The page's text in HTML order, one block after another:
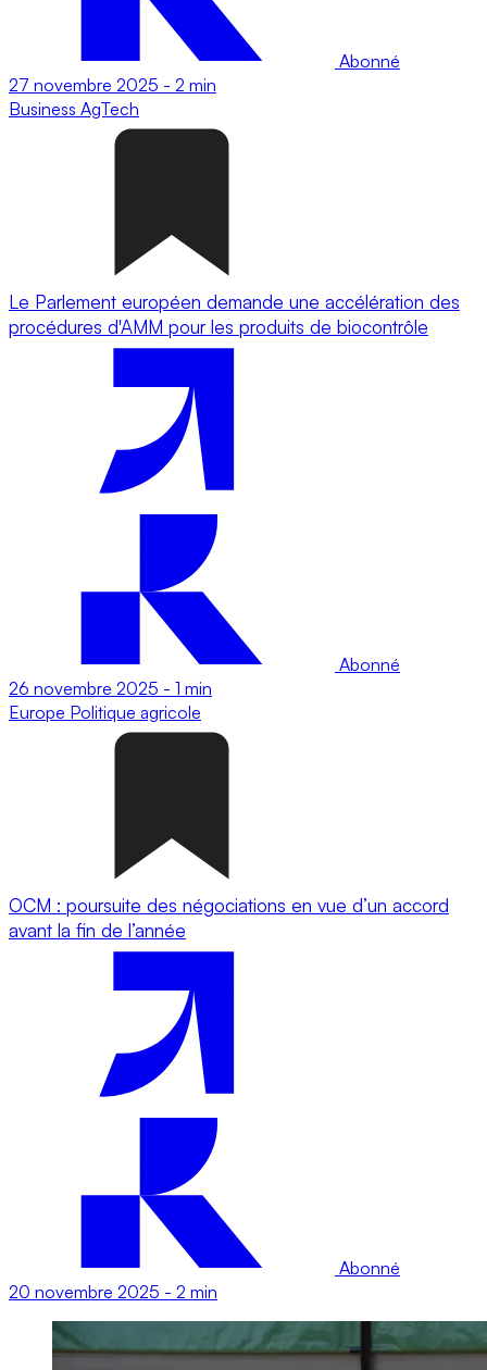
Abonné
27 novembre 2025 - 2 min
Business AgTech
Le Parlement européen demande une accélération des
procédures d'AMM pour les produits de biocontrôle
Abonné
26 novembre 2025 - 1 min
Europe Politique agricole
OCM : poursuite des négociations en vue d’un accord
avant la fin de l’année
Abonné
20 novembre 2025 - 2 min